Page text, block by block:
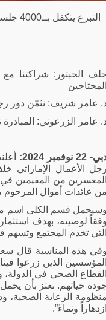
خلف الحبتور: شراكتنا
المحتاجين
عامر شريف: نثمّن دور
عامر الزرعوني:
22 نوفمبر 2024:
المعسرين من المقيمين
من عائدات أموال المرحوم
وسيحمل قسم الكلى اسم
وفقاً لوصيته، بهدف
التي تخدم المجتمع وتسهم
وفي هذه المناسبة قال
المؤسسين الذين زرعوا
القطاع الصحي في
جودة حياتهم. نعتز بأن
منظومة الرعاية الصحية،
ازدهاراً ونماءً”.